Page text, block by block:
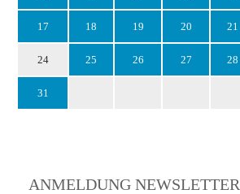
17 18 19 20 21
24 25 26 27 28
31
ANMELDUNG NEWSLETTER